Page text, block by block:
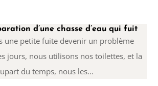
d’une chasse d’eau qui fuit
une petite fuite devenir un problème
jours, nous utilisons nos toilettes, et la
du temps, nous les...